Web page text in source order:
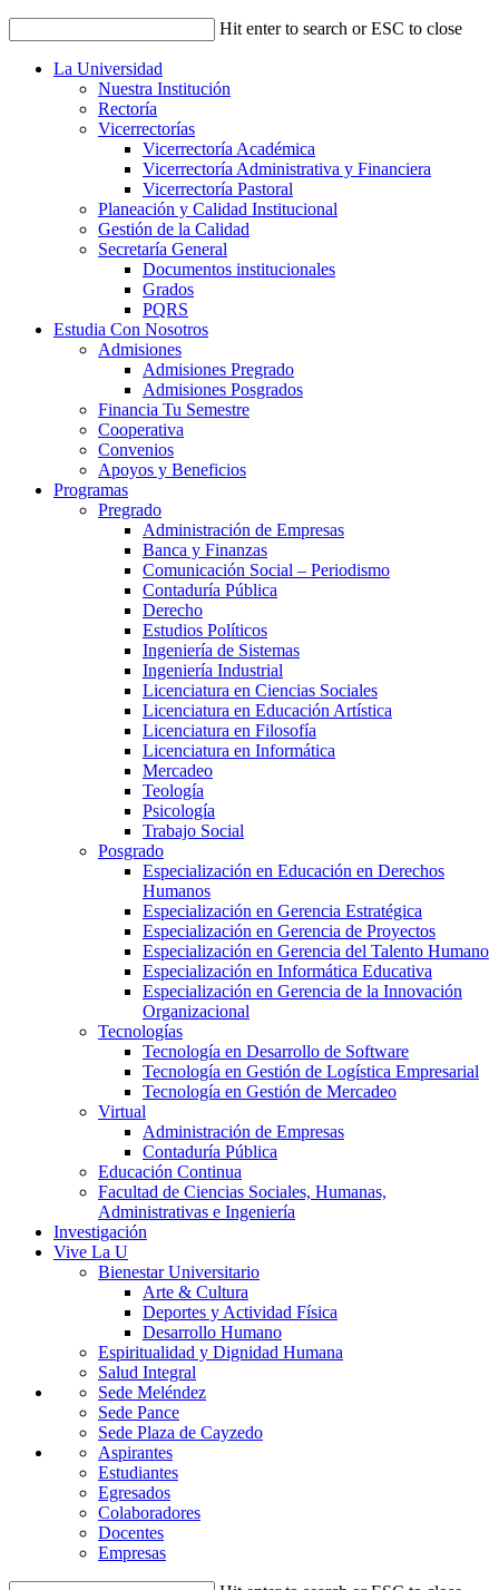
Hit enter to search or ESC to close
La Universidad
Nuestra Institución
Rectoría
Vicerrectorías
Vicerrectoría Académica
Vicerrectoría Administrativa y Financiera
Vicerrectoría Pastoral
Planeación y Calidad Institucional
Gestión de la Calidad
Secretaría General
Documentos institucionales
Grados
PQRS
Estudia Con Nosotros
Admisiones
Admisiones Pregrado
Admisiones Posgrados
Financia Tu Semestre
Cooperativa
Convenios
Apoyos y Beneficios
Programas
Pregrado
Administración de Empresas
Banca y Finanzas
Comunicación Social – Periodismo
Contaduría Pública
Derecho
Estudios Políticos
Ingeniería de Sistemas
Ingeniería Industrial
Licenciatura en Ciencias Sociales
Licenciatura en Educación Artística
Licenciatura en Filosofía
Licenciatura en Informática
Mercadeo
Teología
Psicología
Trabajo Social
Posgrado
Especialización en Educación en Derechos
Humanos
Especialización en Gerencia Estratégica
Especialización en Gerencia de Proyectos
Especialización en Gerencia del Talento Humano
Especialización en Informática Educativa
Especialización en Gerencia de la Innovación
Organizacional
Tecnologías
Tecnología en Desarrollo de Software
Tecnología en Gestión de Logística Empresarial
Tecnología en Gestión de Mercadeo
Virtual
Administración de Empresas
Contaduría Pública
Educación Continua
Facultad de Ciencias Sociales, Humanas,
Administrativas e Ingeniería
Investigación
Vive La U
Bienestar Universitario
Arte & Cultura
Deportes y Actividad Física
Desarrollo Humano
Espiritualidad y Dignidad Humana
Salud Integral
Sede Meléndez
Sede Pance
Sede Plaza de Cayzedo
Aspirantes
Estudiantes
Egresados
Colaboradores
Docentes
Empresas